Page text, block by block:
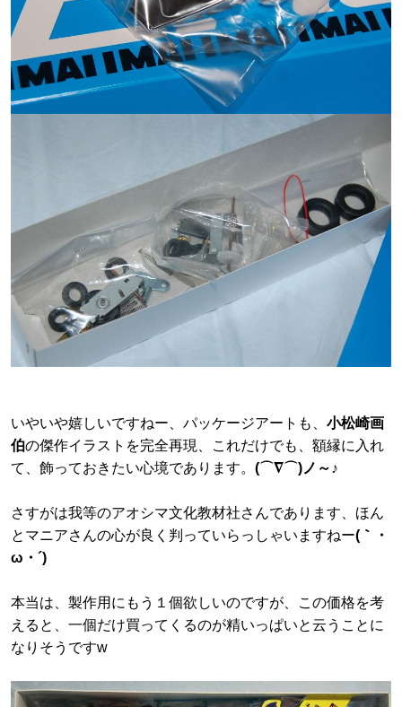
いやいや嬉しいですねー、パッケージアートも、 小松崎画
伯の傑作イラストを完全再現、これだけでも、額縁に入れ
て、飾っておきたい心境であります。 (⌒∇⌒)ノ～♪
さすがは我等のアオシマ文化教材社さんであります、ほん
とマニアさんの心が良く判っていらっしゃいますねー(｀・
ω・´)
本当は、製作用にもう１個欲しいのですが、この価格を考
えると、一個だけ買ってくるのが精いっぱいと云うことに
なりそうですw